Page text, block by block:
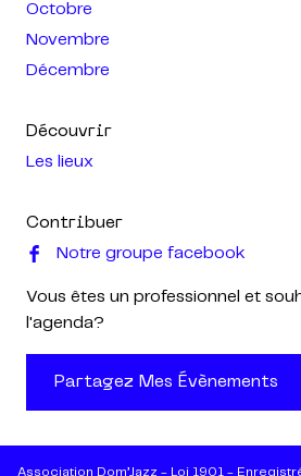
Octobre
Novembre
Décembre
Découvrir
Les lieux
Contribuer
Notre groupe facebook
Vous êtes un professionnel et
l'agenda?
Partagez Mes Évènements
Association Dom’Jazz - Loi 1901 -